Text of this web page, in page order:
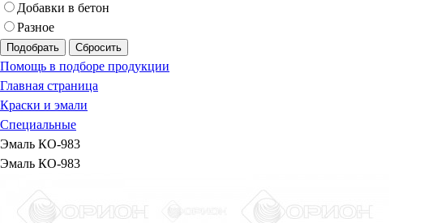
Добавки в бетон
Разное
Подобрать Сбросить
Помощь в подборе продукции
Главная страница
Краски и эмали
Специальные
Эмаль КО-983
Эмаль КО-983